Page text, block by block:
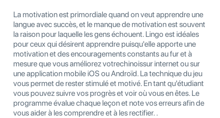
La motivation est primordiale quand on veut apprendre une
langue avec succès, et le manque de motivation est souvent
la raison pour laquelle les gens échouent. Lingo est idéales
pour ceux qui désirent apprendre puisqu'elle apporte une
motivation et des encouragements constants au fur et à
mesure que vous améliorez votrechinoissur internet ou sur
une application mobile iOS ou Androïd. La technique du jeu
vous permet de rester stimulé et motivé. En tant qu'étudiant
vous pouvez suivre vos progrès et voir où vous en êtes. Le
programme évalue chaque leçon et note vos erreurs afin de
vous aider à les comprendre et à les rectifier. .